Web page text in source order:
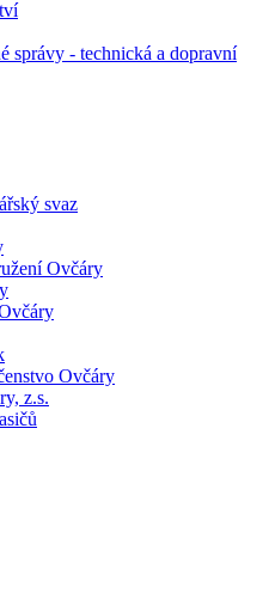
správy - technická a dopravní
svaz
Ovčáry
Ovčáry
z.s.